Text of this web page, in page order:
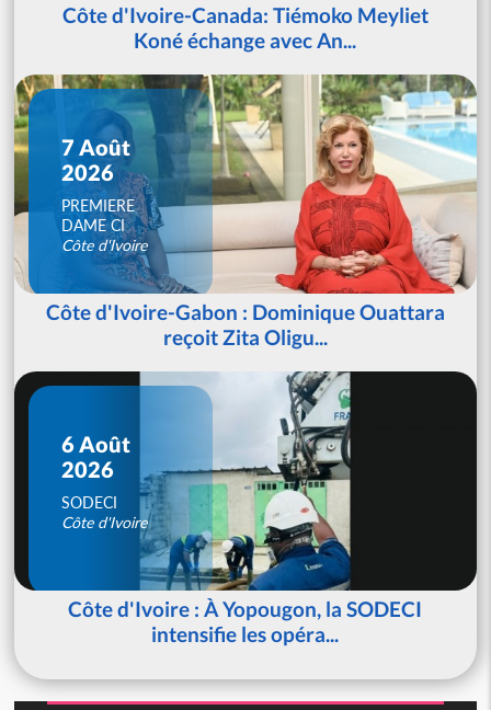
Côte d'Ivoire-Canada: Tiémoko Meyliet
Koné échange avec An...
7 Août
2026
PREMIERE
DAME CI
Côte d'Ivoire
Côte d'Ivoire-Gabon : Dominique Ouattara
reçoit Zita Oligu...
6 Août
2026
SODECI
Côte d'Ivoire
Côte d'Ivoire : À Yopougon, la SODECI
intensifie les opéra...